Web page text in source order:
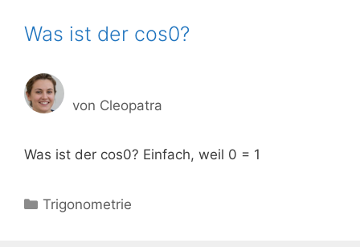
Was ist der cos0?
von Cleopatra
Was ist der cos0? Einfach, weil 0 = 1
Kategorien
Trigonometrie